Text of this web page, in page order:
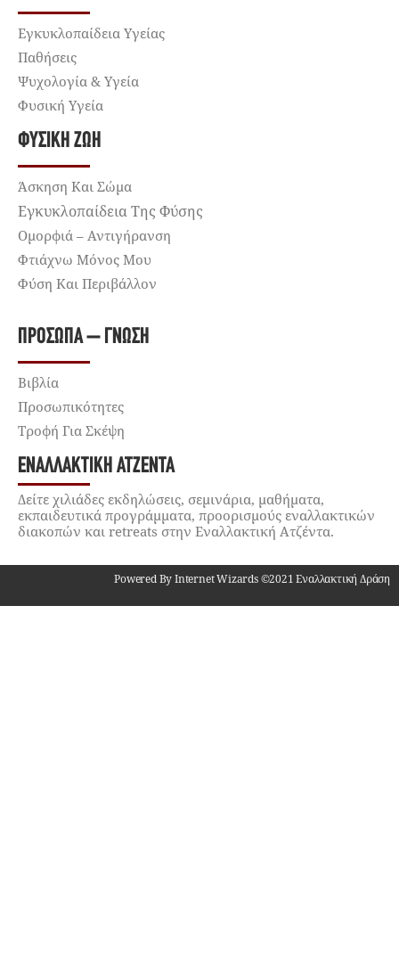
Εγκυκλοπαίδεια Υγείας
Παθήσεις
Ψυχολογία & Υγεία
Φυσική Υγεία
ΦΥΣΙΚΉ ΖΩΉ
Άσκηση Και Σώμα
Εγκυκλοπαίδεια Της Φύσης
Ομορφιά – Αντιγήρανση
Φτιάχνω Μόνος Μου
Φύση Και Περιβάλλον
ΠΡΌΣΩΠΑ – ΓΝΏΣΗ
Βιβλία
Προσωπικότητες
Τροφή Για Σκέψη
ΕΝΑΛΛΑΚΤΙΚΉ ΑΤΖΈΝΤΑ
Δείτε χιλιάδες εκδηλώσεις, σεμινάρια, μαθήματα,
εκπαιδευτικά προγράμματα, προορισμούς εναλλακτικών
διακοπών και retreats στην Εναλλακτική Ατζέντα.
Powered By Internet Wizards ©2021 Εναλλακτική Δράση